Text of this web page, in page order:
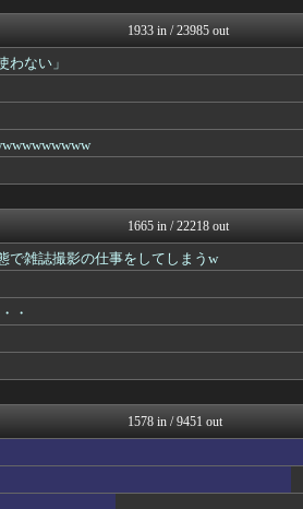
コノユビニュース｜みんなの...
ゴールデンタイムズ
て...
まとめCUP
スコールちゃんねる｜２ちゃ...
BIPブログ
職...
マジキチ速報
ラビット速報
ｗｗ...
うしみつ-5chまとめ-
筋肉速報
おうまがタイムズ
まとめCUP
Zチャンネル＠VIP
BIPブログ
ラビット速報
ｗ...
バズッター速報
1933 in / 23985 out
ない」
1665 in / 22218 out
で雑誌撮影の仕事をしてしまうw
・
1578 in / 9451 out